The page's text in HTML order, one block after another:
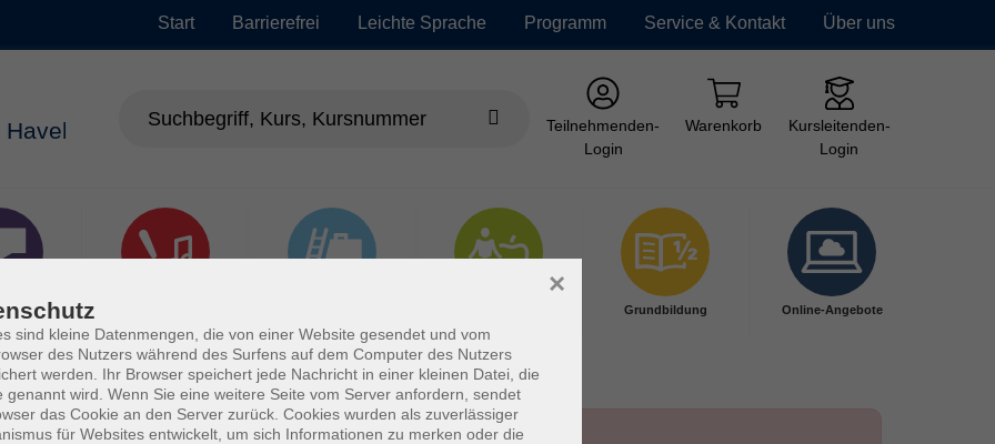
Start Barrierefrei Leichte Sprache Programm Service & Kontakt Über uns
Teilnehmenden-
Login
Warenkorb
Kursleitenden-
Login
Kreatives Gestalten
EDV
Grundbildung Online-Angebote
sind kleine Datenmengen, die von einer Website gesendet und vom
des Nutzers während des Surfens auf dem Computer des Nutzers
werden. Ihr Browser speichert jede Nachricht in einer kleinen Datei, die
genannt wird. Wenn Sie eine weitere Seite vom Server anfordern, sendet
das Cookie an den Server zurück. Cookies wurden als zuverlässiger
für Websites entwickelt, um sich Informationen zu merken oder die
×